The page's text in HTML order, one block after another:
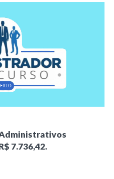
7.736,42.